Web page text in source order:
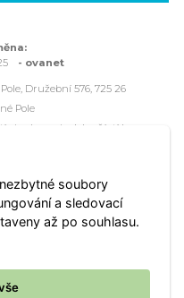
- ovanet
Družební 576, 725 26
Pole
nebo jeho částí je
obvodu Krásné
OVANET a.s.
Nastavení cookies
soubory
a sledovací
až po souhlasu.